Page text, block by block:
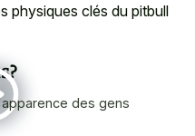
physiques clés du pitbull
des gens